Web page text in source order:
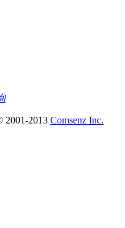
2001-2013 Comsenz Inc.